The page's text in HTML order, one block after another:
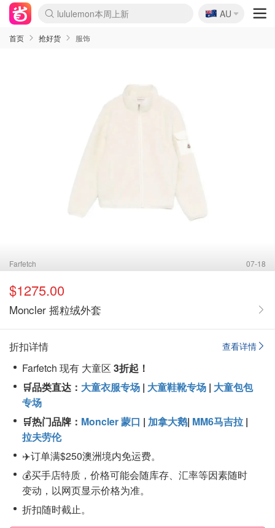
lululemon本周上新
Sasa美妆护肤3.5折
SSENSE年中3折
FreshBeauty好价汇总
Cettire降价+叠9折
Farfetch折上8折
WWS Coles超市实拍
viagogo二手票捡漏
Myer清仓1折起
The Outnet奢牌1折起
David Jones 3折起
Flannels大牌1折
Perfumes Club护肤1折
AMIRO返校季6.2折
Oweek抽奖送Airpods
Amazon折扣汇总
eToro入金$200送$50
Amazon数码好物
ICONIC本周7.5折
ThedoubleF高奢地板价
Moose Knuckles 6折
丝芙兰5折起
EUFY官网3.7折起
Selenichast首饰2折
Trip机票酒店促销
YSL送5件彩妆礼
Amazon家居好物
BIGBANG巡演开票
David Jones时尚3折
Amazon美妆护肤
雅漾大喷$8
过敏原检测盒$33
伊索独家赠50ml沐浴露
科颜氏送高保湿面霜
SEALIFE海洋馆门票6折
丝塔芙大白罐$16
订阅Newsletter送香薰
Cult Beauty 6.8折
Harrods圣诞日历2.3折
LN-CC奢牌私促3折
d'Alba空姐喷雾$16
EVE LOM套装逆天2折
Bernardelli独家4折
Adore Beauty 6折起
CT圣诞日历
Mytheresa奢品2.7折
🇦🇺
AU
首页 抢好货 服饰
Farfetch 07-18
$1275.00
Moncler 摇粒绒外套
查看详情
折扣详情
Farfetch 现有 大童区 3折起！
🛒品类直达： 大童衣服专场 | 大童鞋靴专场 | 大童包包
专场
🛒热门品牌： Moncler 蒙口 | 加拿大鹅| MM6马吉拉 |
拉夫劳伦
✈️订单满$250澳洲境内免运费。
💰买手店特质，价格可能会随库存、汇率等因素随时
变动，以网页显示价格为准。
折扣随时截止。